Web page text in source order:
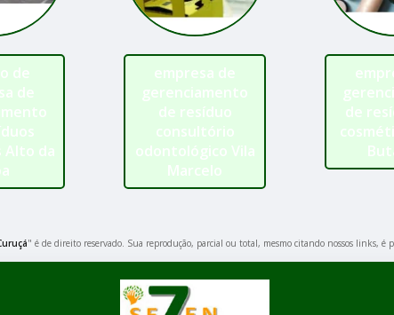
de
de
Alto da
empresa de
gerenciamento
de resíduo
consultório
odontológico Vila
Marcelo
de
" é de direito reservado. Sua reprodução, parcial ou total, mesmo citando nossos links,